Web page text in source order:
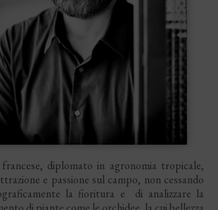
diplomato in agronomia tropicale,
e passione sul campo, non cessando
la fioritura e di analizzare la